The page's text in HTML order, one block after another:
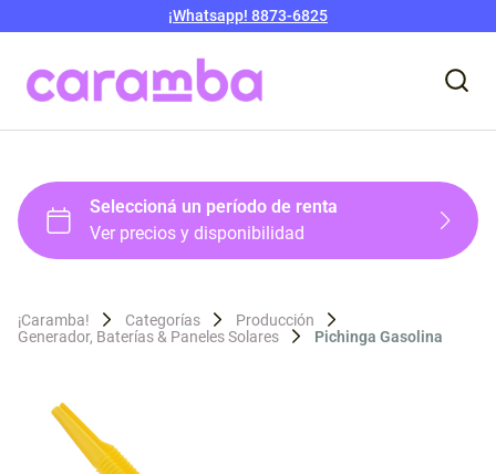
¡Whatsapp! 8873-6825
¡Caramba! Categorías
Producción
Generador, Baterías & Paneles Solares
Pichinga Gasolina